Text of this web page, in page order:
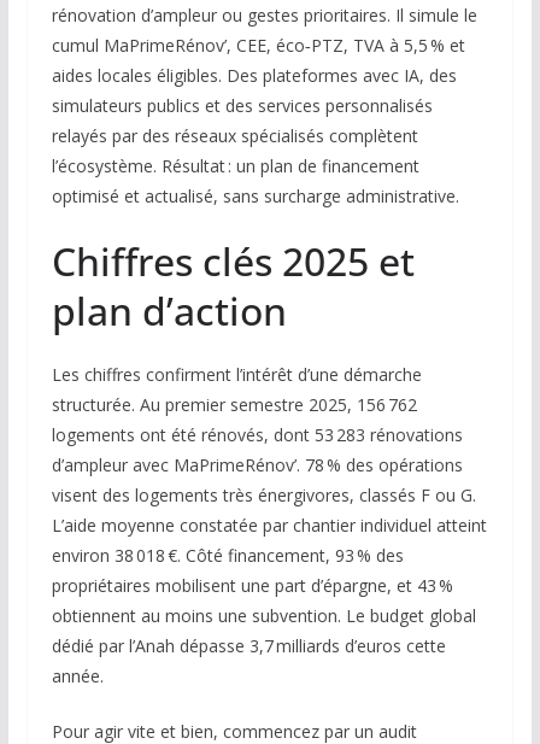
rénovation d’ampleur ou gestes prioritaires. Il simule le
cumul MaPrimeRénov’, CEE, éco‑PTZ, TVA à 5,5 % et
aides locales éligibles. Des plateformes avec IA, des
simulateurs publics et des services personnalisés
relayés par des réseaux spécialisés complètent
l’écosystème. Résultat : un plan de financement
optimisé et actualisé, sans surcharge administrative.
Chiffres clés 2025 et
plan d’action
Les chiffres confirment l’intérêt d’une démarche
structurée. Au premier semestre 2025, 156 762
logements ont été rénovés, dont 53 283 rénovations
d’ampleur avec MaPrimeRénov’. 78 % des opérations
visent des logements très énergivores, classés F ou G.
L’aide moyenne constatée par chantier individuel atteint
environ 38 018 €. Côté financement, 93 % des
propriétaires mobilisent une part d’épargne, et 43 %
obtiennent au moins une subvention. Le budget global
dédié par l’Anah dépasse 3,7 milliards d’euros cette
année.
Pour agir vite et bien, commencez par un audit